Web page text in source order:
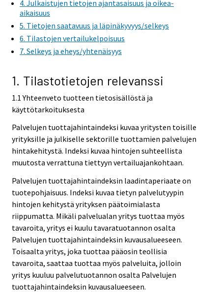
4. Julkaistujen tietojen ajantasaisuus ja oikea-
aikaisuus
5. Tietojen saatavuus ja läpinäkyvyys/selkeys
6. Tilastojen vertailukelpoisuus
7. Selkeys ja eheys/yhtenäisyys
1. Tilastotietojen relevanssi
1.1 Yhteenveto tuotteen tietosisällöstä ja
käyttötarkoituksesta
Palvelujen tuottajahintaindeksi kuvaa yritysten toisille
yrityksille ja julkiselle sektorille tuottamien palvelujen
hintakehitystä. Indeksi kuvaa hintojen suhteellista
muutosta verrattuna tiettyyn vertailuajankohtaan.
Palvelujen tuottajahintaindeksin laadintaperiaate on
tuotepohjaisuus. Indeksi kuvaa tietyn palvelutyypin
hintojen kehitystä yrityksen päätoimialasta
riippumatta. Mikäli palvelualan yritys tuottaa myös
tavaroita, yritys ei kuulu tavaratuotannon osalta
Palvelujen tuottajahintaindeksin kuvausalueeseen.
Toisaalta yritys, joka tuottaa pääosin teollisia
tavaroita, saattaa tuottaa myös palveluita, jolloin
yritys kuuluu palvelutuotannon osalta Palvelujen
tuottajahintaindeksin kuvausalueeseen.